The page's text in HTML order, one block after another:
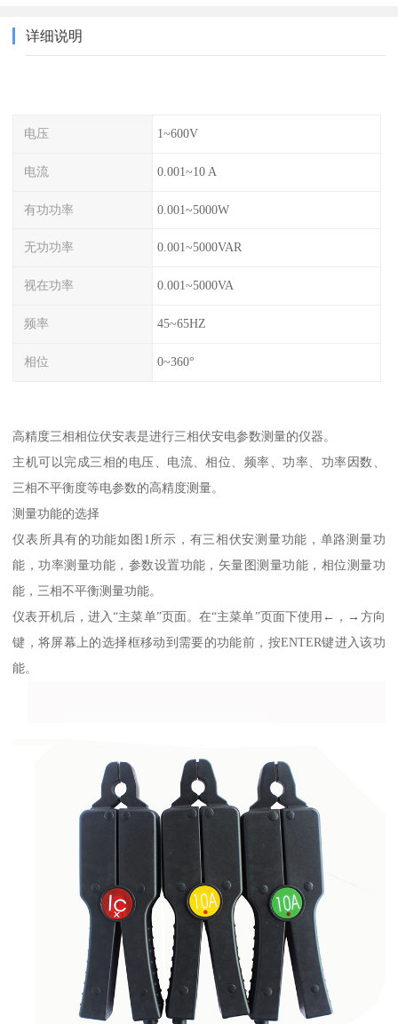
详细说明
电压 1~600V
电流 0.001~10 A
有功功率 0.001~5000W
无功功率 0.001~5000VAR
视在功率 0.001~5000VA
频率 45~65HZ
相位 0~360°
高精度三相相位伏安表是进行三相伏安电参数测量的仪器。
主机可以完成三相的电压、电流、相位、频率、功率、功率因数、
三相不平衡度等电参数的高精度测量。
测量功能的选择
仪表所具有的功能如图1所示，有三相伏安测量功能，单路测量功
能，功率测量功能，参数设置功能，矢量图测量功能，相位测量功
能，三相不平衡测量功能。
仪表开机后，进入“主菜单”页面。在“主菜单”页面下使用←，→方向
键，将屏幕上的选择框移动到需要的功能前，按ENTER键进入该功
能。